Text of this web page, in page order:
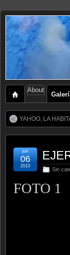
About
YAHOO, LA
Sin
jun
06
2010
FOTO 1